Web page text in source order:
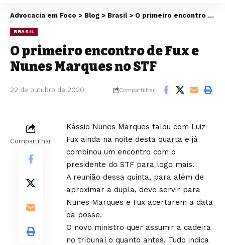
Advocacia em Foco > Blog > Brasil> O primeiro encontro de Fux e Nunes Marques no STF
BRASIL
O primeiro encontro de Fux e
Nunes Marques no STF
22 de outubro de 2020 Compartilhar
Compartilhar
Kássio Nunes Marques falou com Luiz
Fux ainda na noite desta quarta e já
combinou um encontro com o
presidente do STF para logo mais.
A reunião dessa quinta, para além de
aproximar a dupla, deve servir para
Nunes Marques e Fux acertarem a data
da posse.
O novo ministro quer assumir a cadeira
no tribunal o quanto antes. Tudo indica